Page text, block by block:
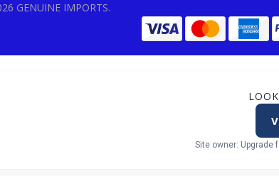
GENUINE IMPORTS.
Site owner: Upgrade